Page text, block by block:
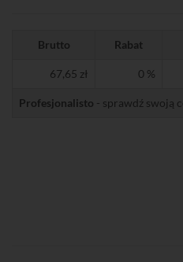
Brutto Rabat
67,65 zł 0 %
Profesjonalisto - sprawdź swoją